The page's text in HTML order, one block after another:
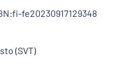
fe20230917129348
(SVT)